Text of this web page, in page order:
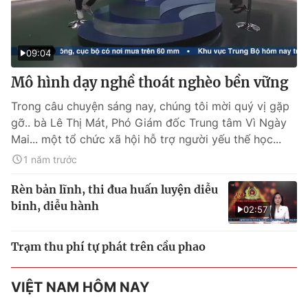
09:04
Mô hình dạy nghề thoát nghèo bền vững
Trong câu chuyện sáng nay, chúng tôi mời quý vị gặp
gỡ.. bà Lê Thị Mát, Phó Giám đốc Trung tâm Vì Ngày
Mai... một tổ chức xã hội hỗ trợ người yếu thế học...
1 năm trước
02:57
Rèn bản lĩnh, thi đua huấn luyện diễu
binh, diễu hành
Trạm thu phí tự phát trên cầu phao
VIỆT NAM HÔM NAY